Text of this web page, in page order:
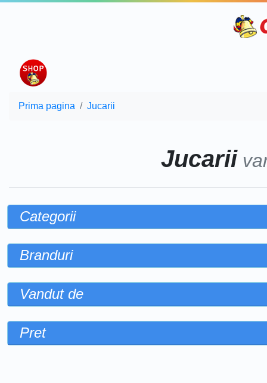
Prima pagina Jucarii
Jucarii
Categorii
Branduri
Vandut de
Pret